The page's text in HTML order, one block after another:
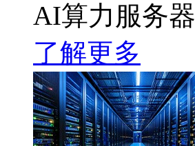
AI算力服务器
了解更多